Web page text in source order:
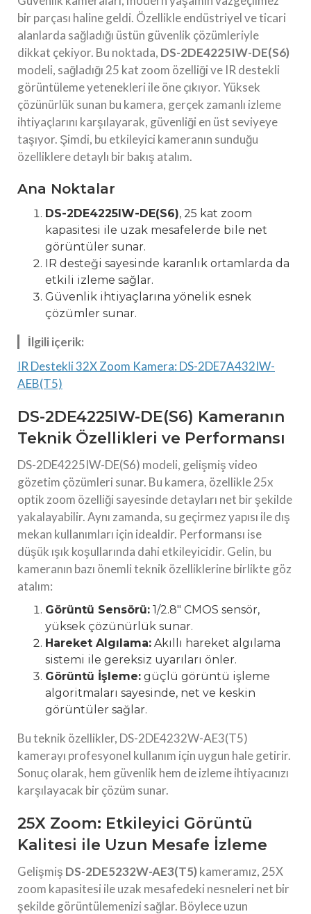
bir parçası haline geldi. Özellikle endüstriyel ve ticari
alanlarda sağladığı üstün güvenlik çözümleriyle
dikkat çekiyor. Bu noktada, DS-2DE4225IW-DE(S6)
modeli, sağladığı 25 kat zoom özelliği ve IR destekli
görüntüleme yetenekleri ile öne çıkıyor. Yüksek
çözünürlük sunan bu kamera, gerçek zamanlı izleme
ihtiyaçlarını karşılayarak, güvenliği en üst seviyeye
taşıyor. Şimdi, bu etkileyici kameranın sunduğu
özelliklere detaylı bir bakış atalım.
Ana Noktalar
DS-2DE4225IW-DE(S6), 25 kat zoom
kapasitesi ile uzak mesafelerde bile net
görüntüler sunar.
IR desteği sayesinde karanlık ortamlarda da
etkili izleme sağlar.
Güvenlik ihtiyaçlarına yönelik esnek
çözümler sunar.
İlgili içerik:
IR Destekli 32X Zoom Kamera: DS-2DE7A432IW-
AEB(T5)
DS-2DE4225IW-DE(S6) Kameranın
Teknik Özellikleri ve Performansı
DS-2DE4225IW-DE(S6) modeli, gelişmiş video
gözetim çözümleri sunar. Bu kamera, özellikle 25x
optik zoom özelliği sayesinde detayları net bir şekilde
yakalayabilir. Aynı zamanda, su geçirmez yapısı ile dış
mekan kullanımları için idealdir. Performansı ise
düşük ışık koşullarında dahi etkileyicidir. Gelin, bu
kameranın bazı önemli teknik özelliklerine birlikte göz
atalım:
Görüntü Sensörü: 1/2.8″ CMOS sensör,
yüksek çözünürlük sunar.
Hareket Algılama: Akıllı hareket algılama
sistemi ile gereksiz uyarıları önler.
Görüntü İşleme: güçlü görüntü işleme
algoritmaları sayesinde, net ve keskin
görüntüler sağlar.
Bu teknik özellikler, DS-2DE4232W-AE3(T5)
kamerayı profesyonel kullanım için uygun hale getirir.
Sonuç olarak, hem güvenlik hem de izleme ihtiyacınızı
karşılayacak bir çözüm sunar.
25X Zoom: Etkileyici Görüntü
Kalitesi ile Uzun Mesafe İzleme
Gelişmiş DS-2DE5232W-AE3(T5) kameramız, 25X
zoom kapasitesi ile uzak mesafedeki nesneleri net bir
şekilde görüntülemenizi sağlar. Böylece uzun